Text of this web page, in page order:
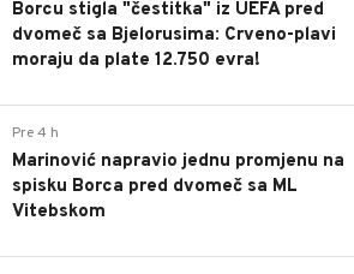
Borcu stigla "čestitka" iz UEFA pred
dvomeč sa Bjelorusima: Crveno-plavi
moraju da plate 12.750 evra!
Pre 4 h
Marinović napravio jednu promjenu na
spisku Borca pred dvomeč sa ML
Vitebskom